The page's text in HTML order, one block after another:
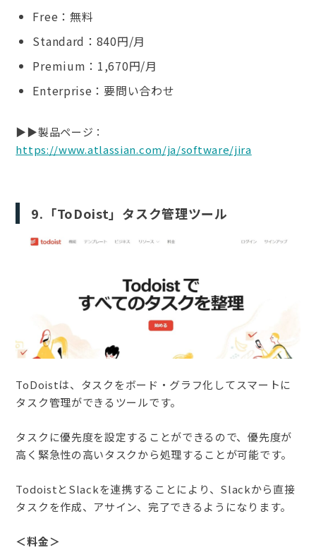
Free：無料
Standard：840円/月
Premium：1,670円/月
Enterprise：要問い合わせ
▶︎▶︎製品ページ：
https://www.atlassian.com/ja/software/jira
9.「ToDoist」タスク管理ツール
ToDoistは、タスクをボード・グラフ化してスマートに
タスク管理ができるツールです。
タスクに優先度を設定することができるので、優先度が
高く緊急性の高いタスクから処理することが可能です。
TodoistとSlackを連携することにより、Slackから直接
タスクを作成、アサイン、完了できるようになります。
＜料金＞